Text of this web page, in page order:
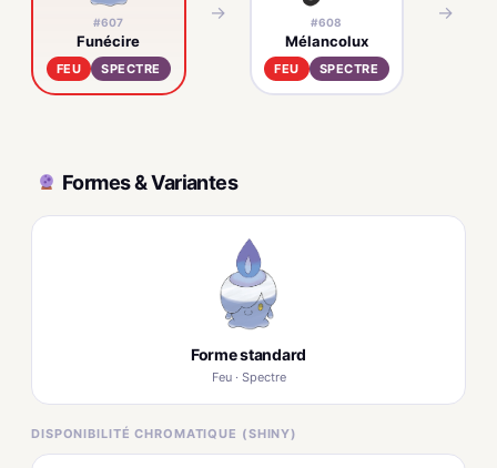
#607
Funécire
FEU SPECTRE
→ #608
Mélancolux
FEU SPECTRE
→
Formes & Variantes
Forme standard
Feu · Spectre
DISPONIBILITÉ CHROMATIQUE (SHINY)